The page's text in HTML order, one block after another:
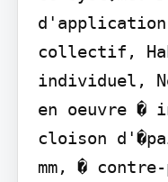
collectif,
individuel,
en oeuvre �
cloison
mm, �